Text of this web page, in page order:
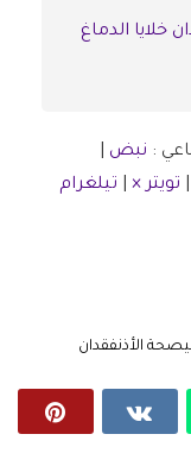
الدماغ
: نبض
تويتر × تيلغرام
صحة الأذنفقدان